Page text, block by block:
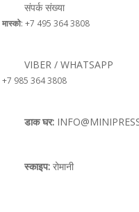
संपर्क संख्या
मास्को: +7 495 364 3808
VIBER / WHATSAPP
+7 985 364 3808
डाक घर:
स्काइप: रोमानी